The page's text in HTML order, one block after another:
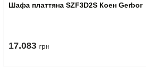
Шафа платтяна SZF3D2S Коен Gerbor
17.083 грн